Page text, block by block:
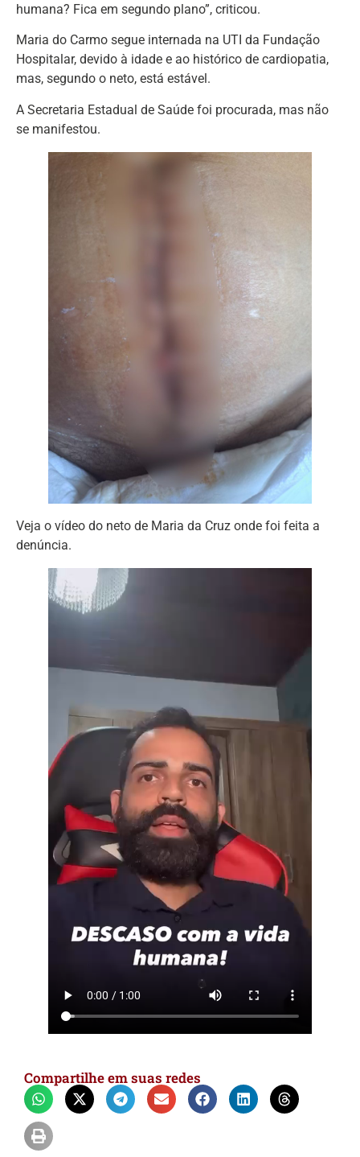
humana? Fica em segundo plano”, criticou.
Maria do Carmo segue internada na UTI da Fundação
Hospitalar, devido à idade e ao histórico de cardiopatia,
mas, segundo o neto, está estável.
A Secretaria Estadual de Saúde foi procurada, mas não
se manifestou.
Veja o vídeo do neto de Maria da Cruz onde foi feita a
denúncia.
Compartilhe em suas redes